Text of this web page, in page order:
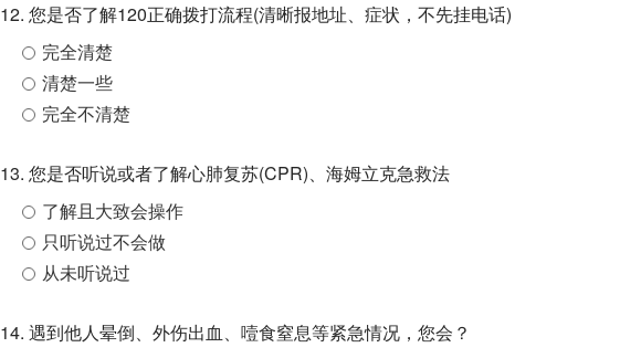
12. 您是否了解120正确拨打流程(清晰报地址、症状，不先挂电话)
完全清楚
清楚一些
完全不清楚
13. 您是否听说或者了解心肺复苏(CPR)、海姆立克急救法
了解且大致会操作
只听说过不会做
从未听说过
14. 遇到他人晕倒、外伤出血、噎食窒息等紧急情况，您会？